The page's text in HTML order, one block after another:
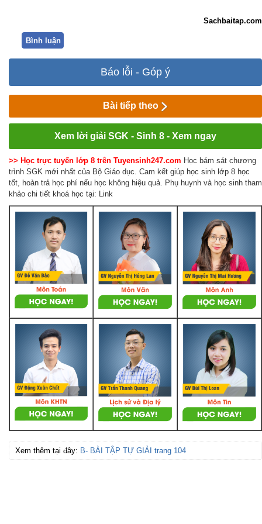
Sachbaitap.com
Bình luận
Báo lỗi - Góp ý
Bài tiếp theo
Xem lời giải SGK - Sinh 8 - Xem ngay
>> Học trực tuyến lớp 8 trên Tuyensinh247.com Học bám sát chương
trình SGK mới nhất của Bộ Giáo dục. Cam kết giúp học sinh lớp 8 học
tốt, hoàn trả học phí nếu học không hiệu quả. Phụ huynh và học sinh tham
khảo chi tiết khoá học tại: Link
Xem thêm tại đây: B- BÀI TẬP TỰ GIẢI trang 104